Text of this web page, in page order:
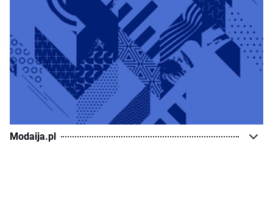
Modaija.pl